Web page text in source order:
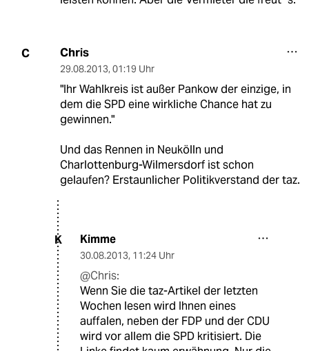
C Chris
29.08.2013, 01:19 Uhr
"Ihr Wahlkreis ist außer Pankow der einzige, in
dem die SPD eine wirkliche Chance hat zu
gewinnen."
Und das Rennen in Neukölln und
Charlottenburg-Wilmersdorf ist schon
gelaufen? Erstaunlicher Politikverstand der taz.
K Kimme
30.08.2013, 11:24 Uhr
@Chris:
Wenn Sie die taz-Artikel der letzten
Wochen lesen wird Ihnen eines
auffalen, neben der FDP und der CDU
wird vor allem die SPD kritisiert. Die